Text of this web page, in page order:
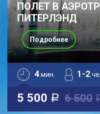
ПОЛЕТ В
ПИТЕРЛЭНД
4мин. 1-2
5 500 a 6 500
Подробнее